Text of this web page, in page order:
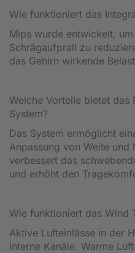
Wie funktioniert das
Mips wurde entwickelt,
Schrägaufprall zu
das Gehirn wirkende
Welche Vorteile bietet das
System?
Das System ermöglicht
Anpassung von Weite und
verbessert das
und erhöht den
Wie funktioniert das Wind
Aktive Lufteinlässe in der
interne Kanäle. Warme